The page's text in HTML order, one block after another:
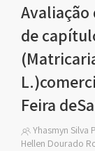
Avaliação
de
Feira
Yhasmyn Silva
Hellen Dourado